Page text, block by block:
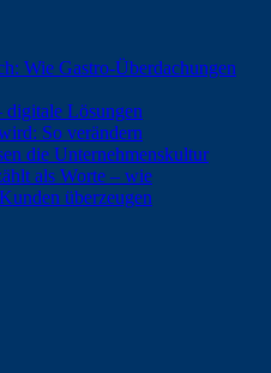
Wie Gastro-Überdachungen
digitale Lösungen
So verändern
die Unternehmenskultur
als Worte – wie
überzeugen